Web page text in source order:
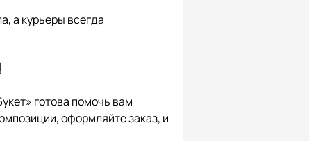
а курьеры всегда
готова помочь вам
оформляйте заказ, и